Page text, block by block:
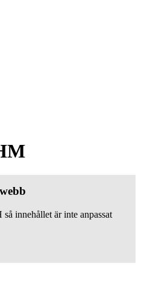
innehållet är inte anpassat